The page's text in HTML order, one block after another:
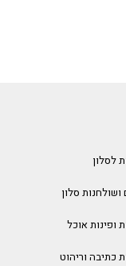
לסלון
ושולחנות סלון
ופינות אוכל
כתיבה וריהוט